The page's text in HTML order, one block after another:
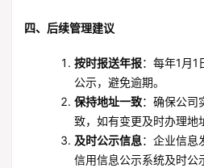
四、后续管理建议
按时报送年报：每年1月
公示，避免逾期。
保持地址一致：确保公司
致，如有变更及时办理地
及时公示信息：企业信息
信用信息公示系统及时公